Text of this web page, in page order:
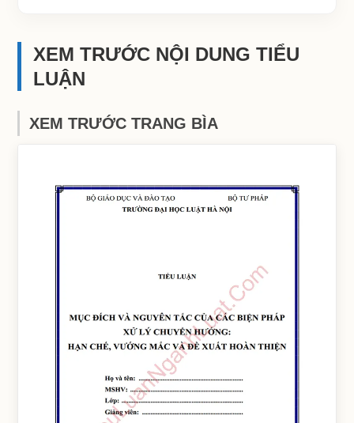
XEM TRƯỚC NỘI DUNG TIỂU
LUẬN
XEM TRƯỚC TRANG BÌA